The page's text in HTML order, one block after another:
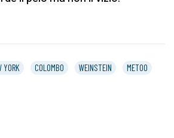
YORK COLOMBO WEINSTEIN
METOO